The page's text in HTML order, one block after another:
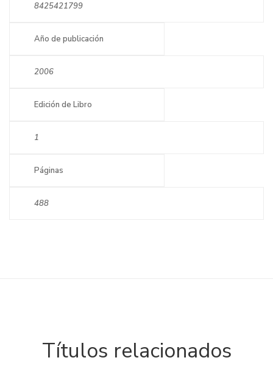
8425421799
Año de publicación
2006
Edición de Libro
1
Páginas
488
Títulos relacionados